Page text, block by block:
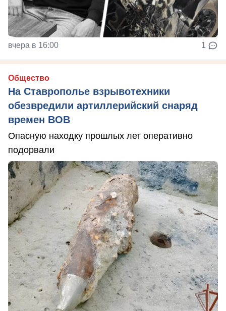
вчера в 16:00 1
Общество
На Ставрополье взрывотехники
обезвредили артиллерийский снаряд
времен ВОВ
Опасную находку прошлых лет оперативно
подорвали